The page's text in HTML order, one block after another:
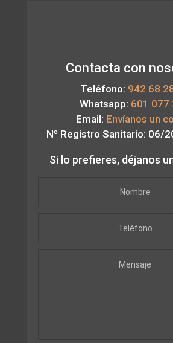
Contacta con
Teléfono: 942 68
Whatsapp: 601 077
Email: Envíanos un
Nº Registro Sanitario: 06/
Si lo prefieres, déjanos